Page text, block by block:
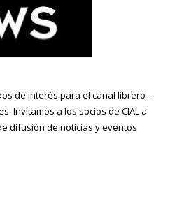
de interés para el canal librero –
Invitamos a los socios de CIAL a
difusión de noticias y eventos